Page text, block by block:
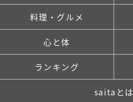
料理・グルメ
心と体
ランキング
saitaとは